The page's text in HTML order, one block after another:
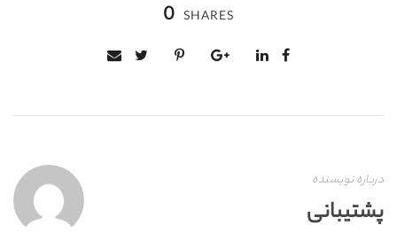
0 SHARES
درباره نویسنده
پشتیبانی